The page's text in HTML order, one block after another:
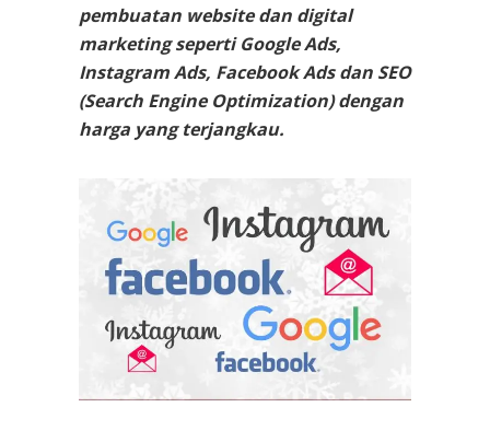
pembuatan website dan digital
marketing seperti Google Ads,
Instagram Ads, Facebook Ads dan SEO
(Search Engine Optimization) dengan
harga yang terjangkau.